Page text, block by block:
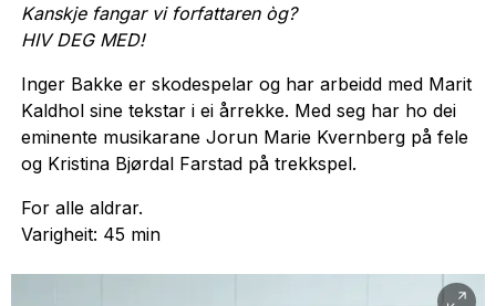
Kanskje fangar vi forfattaren òg?
HIV DEG MED!
Inger Bakke er skodespelar og har arbeidd med Marit
Kaldhol sine tekstar i ei årrekke. Med seg har ho dei
eminente musikarane Jorun Marie Kvernberg på fele
og Kristina Bjørdal Farstad på trekkspel.
For alle aldrar.
Varigheit: 45 min